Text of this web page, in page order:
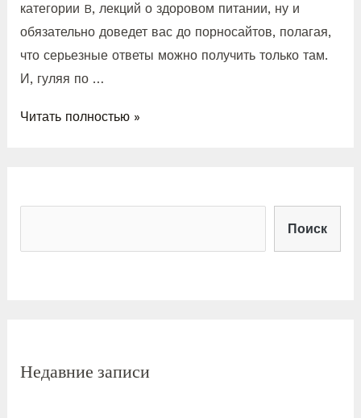
категории B, лекций о здоровом питании, ну и
обязательно доведет вас до порносайтов, полагая,
что серьезные ответы можно получить только там.
И, гуляя по …
Читать полностью »
Поиск
Недавние записи